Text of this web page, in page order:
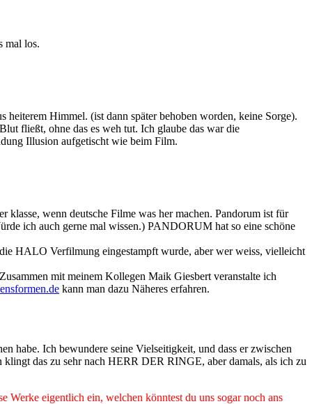
mal los.
Himmel. (ist dann später behoben worden, keine Sorge).
fließt, ohne das es weh tut. Ich glaube das war die
Illusion aufgetischt wie beim Film.
wenn deutsche Filme was her machen. Pandorum ist für
ich auch gerne mal wissen.) PANDORUM hat so eine schöne
HALO Verfilmung eingestampft wurde, aber wer weiss, vielleicht
mit meinem Kollegen Maik Giesbert veranstalte ich
kann man dazu Näheres erfahren.
habe. Ich bewundere seine Vielseitigkeit, und dass er zwischen
das zu sehr nach HERR DER RINGE, aber damals, als ich zu
Werke eigentlich ein, welchen könntest du uns sogar noch ans